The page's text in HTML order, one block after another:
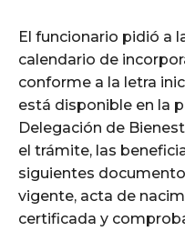
El funcionario pidió a
calendario de
conforme a la letra
está disponible en la
Delegación de
el trámite, las
siguientes
vigente, acta de
certificada y